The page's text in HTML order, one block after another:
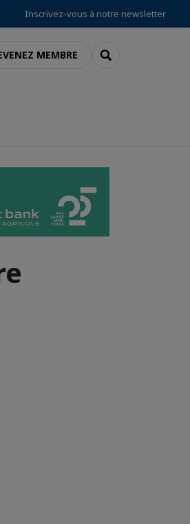
Inscrivez-vous à notre newsletter
MEMBRE RECHERCHER